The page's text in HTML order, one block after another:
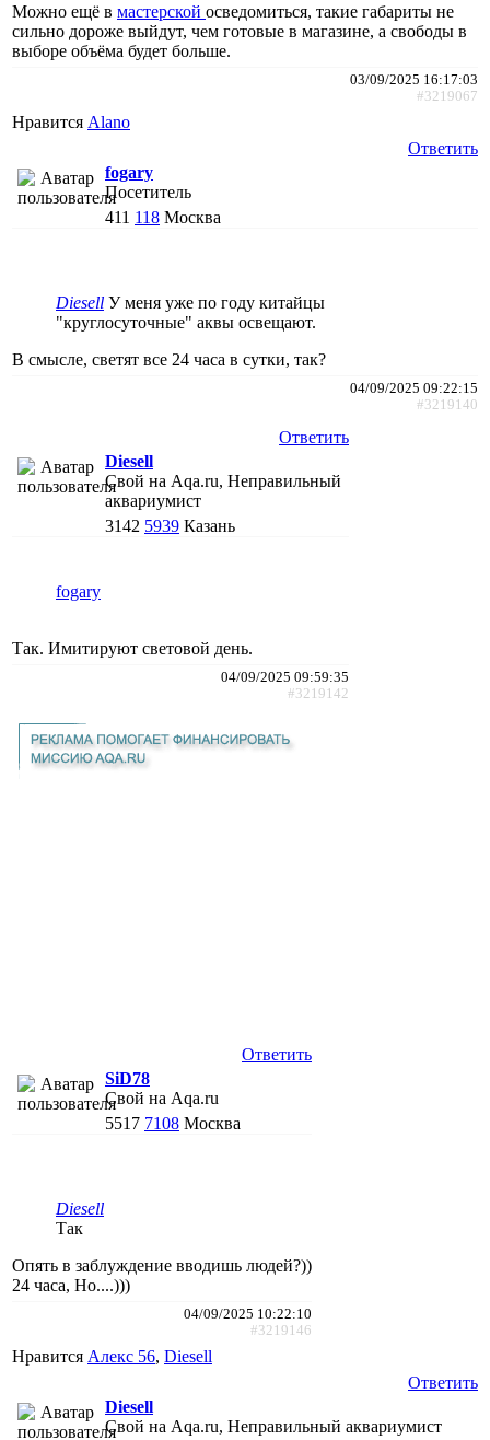
Можно ещё в мастерской осведомиться, такие габариты не
сильно дороже выйдут, чем готовые в магазине, а свободы в
выборе объёма будет больше.
03/09/2025 16:17:03
#3219067
Нравится Alano
Ответить
fogary
Посетитель
411 118 Москва
Diesell У меня уже по году китайцы
"круглосуточные" аквы освещают.
В смысле, светят все 24 часа в сутки, так?
04/09/2025 09:22:15
#3219140
Ответить
Diesell
Свой на Aqa.ru, Неправильный
аквариумист
3142 5939 Казань
fogary
Так. Имитируют световой день.
04/09/2025 09:59:35
#3219142
Ответить
SiD78
Свой на Aqa.ru
5517 7108 Москва
Diesell
Так
Опять в заблуждение вводишь людей?))
24 часа, Но....)))
04/09/2025 10:22:10
#3219146
Нравится Алекс 56, Diesell
Ответить
Diesell
Свой на Aqa.ru, Неправильный аквариумист